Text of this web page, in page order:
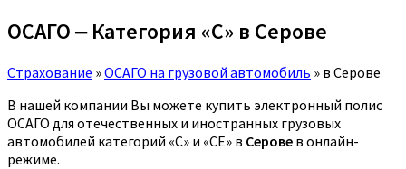
ОСАГО ‒ Категория «C» в Серове
Страхование »ОСАГО на грузовой автомобиль » в Серове
В нашей компании Вы можете купить электронный полис
ОСАГО для отечественных и иностранных грузовых
автомобилей категорий «C» и «CE» в Серове в онлайн-
режиме.